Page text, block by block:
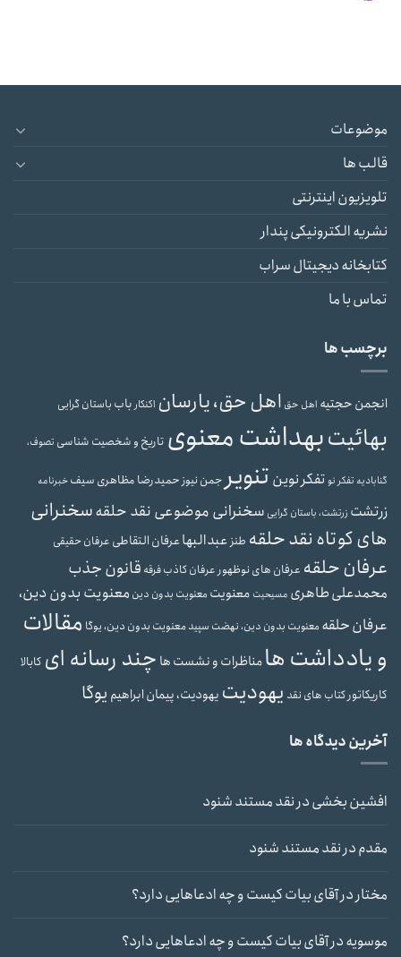
موضوعات
قالب ها
تلویزیون اینترنتی
نشریه الکترونیکی پندار
کتابخانه دیجیتال سراب
تماس با ما
برچسب ها
انجمن حجتیه اهل حق اهل حق، یارسان اکنکارباب باستان گرایی
بهائیتبهداشت معنوی تاریخ و شخصیت شناسی تصوف،
گنابادیه تفکر نوتفکر نوین تنویر جمن نیوزحمیدرضا مظاهری سیفخبرنامه
زرتشت زرتشت، باستان گرایی سخنرانی موضوعی نقد حلقهسخنرانی
های کوتاه نقد حلقه طنزعبدالبهاعرفان التقاطی عرفان حقیقی
عرفان حلقه عرفان های نوظهور عرفان کاذبفرقه قانون جذب
محمدعلی طاهری مسیحیت معنویت معنویت بدون دین معنویت بدون دین،
عرفان حلقه معنویت بدون دین، نهضت سپیدمعنویت بدون دین، یوگا مقالات
و یادداشت هامناظرات و نشست ها چند رسانه ای کابالا
کاریکاتور کتاب های نقد یهودیت یهودیت، پیمان ابراهیم یوگا
آخرین دیدگاه ها
افشین بخشیدرنقد مستند شنود
مقدمدرنقد مستند شنود
مختاردرآقای بیات کیست و چه ادعاهایی دارد؟
موسویهدرآقای بیات کیست و چه ادعاهایی دارد؟